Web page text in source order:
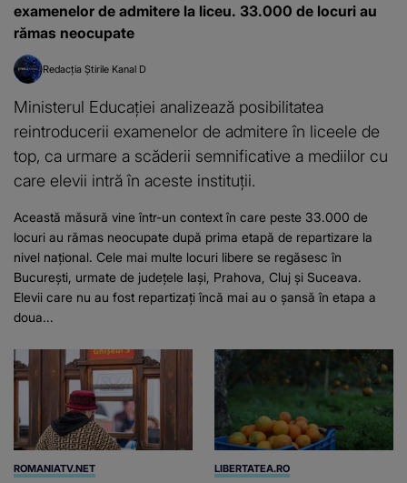
examenelor de admitere la liceu. 33.000 de locuri au
rămas neocupate
Redacția Știrile Kanal D
Ministerul Educației analizează posibilitatea
reintroducerii examenelor de admitere în liceele de
top, ca urmare a scăderii semnificative a mediilor cu
care elevii intră în aceste instituții.
Această măsură vine într-un context în care peste 33.000 de
locuri au rămas neocupate după prima etapă de repartizare la
nivel național. Cele mai multe locuri libere se regăsesc în
București, urmate de județele Iași, Prahova, Cluj și Suceava.
Elevii care nu au fost repartizați încă mai au o șansă în etapa a
doua...
ROMANIATV.NET LIBERTATEA.RO